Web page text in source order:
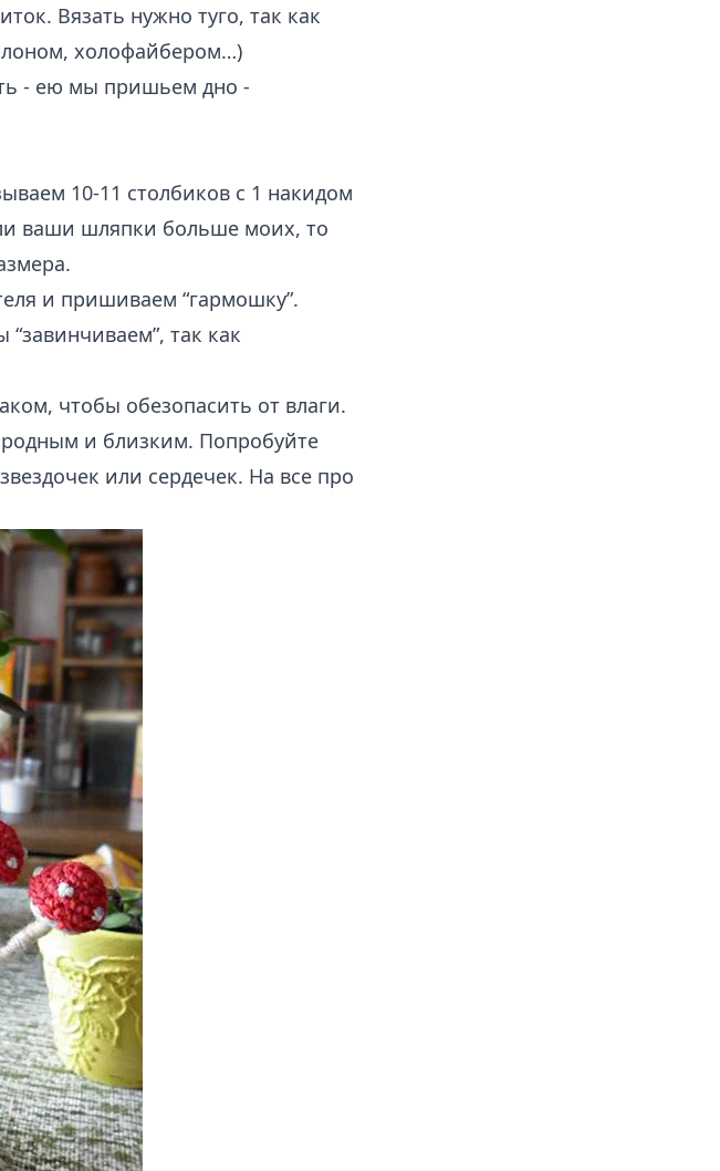
Вязать нужно туго, так как
холофайбером…)
- ею мы пришьем дно -
10-11 столбиков с 1 накидом
ваши шляпки больше моих, то
и пришиваем “гармошку”.
так как
чтобы обезопасить от влаги.
и близким. Попробуйте
или сердечек. На все про